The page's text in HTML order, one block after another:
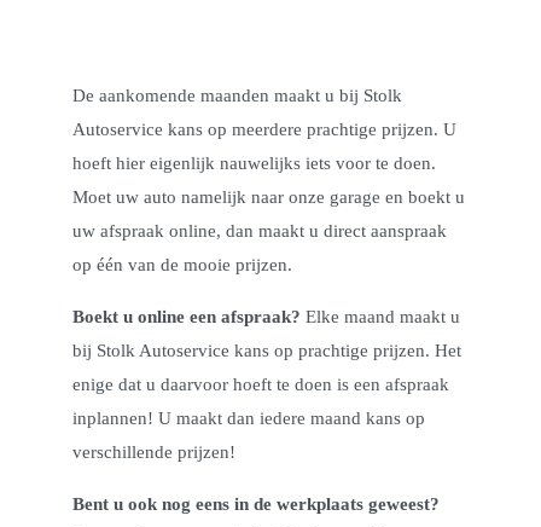
De aankomende maanden maakt u bij Stolk
Autoservice kans op meerdere prachtige prijzen. U
hoeft hier eigenlijk nauwelijks iets voor te doen.
Moet uw auto namelijk naar onze garage en boekt u
uw afspraak online, dan maakt u direct aanspraak
op één van de mooie prijzen.
Boekt u online een afspraak? Elke maand maakt u
bij Stolk Autoservice kans op prachtige prijzen. Het
enige dat u daarvoor hoeft te doen is een afspraak
inplannen! U maakt dan iedere maand kans op
verschillende prijzen!
Bent u ook nog eens in de werkplaats geweest?